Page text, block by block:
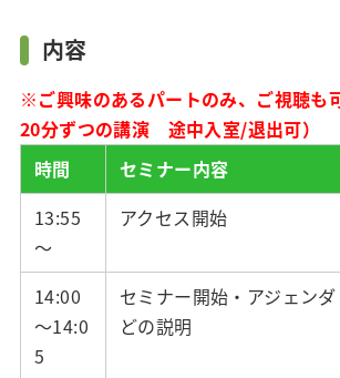
内容
※ご興味のあるパートのみ、ご視聴も
20分ずつの講演 途中入室/退出可）
時間
セミナー内容
13:55
～
アクセス開始
14:00
～14:0
5
セミナー開始・アジェン
どの説明